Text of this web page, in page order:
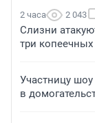
2 часа 2 043
Слизни
три
Участницу
в